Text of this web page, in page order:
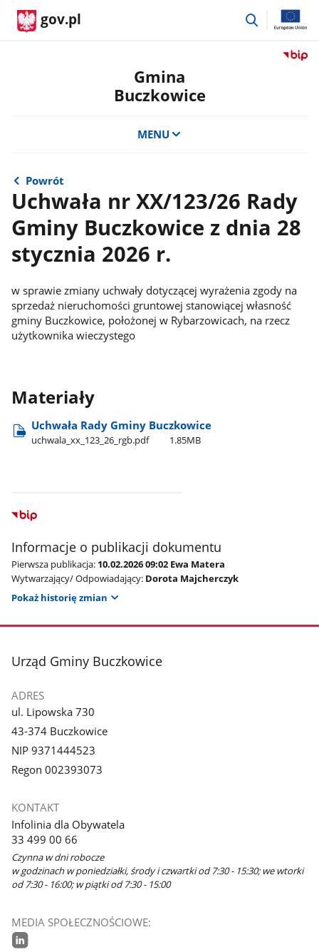
gov.pl
przejdź
Przejdź
Gmina
Buczkowice
MENU
Powrót
Uchwała nr XX/123/26 Rady
Gminy Buczkowice z dnia 28
stycznia 2026 r.
w sprawie zmiany uchwały dotyczącej wyrażenia zgody na
sprzedaż nieruchomości gruntowej stanowiącej własność
gminy Buczkowice, położonej w Rybarzowicach, na rzecz
użytkownika wieczystego
Materiały
Uchwała Rady Gminy Buczkowice
uchwala​_xx​_123​_26​_rgb.pdf 1.85MB
Informacje o publikacji dokumentu
Pierwsza publikacja: 10.02.2026 09:02 Ewa Matera
Wytwarzający/ Odpowiadający: Dorota Majcherczyk
Pokaż historię zmian
stopka
Urząd Gminy Buczkowice
ADRES
ul. Lipowska 730
43-374 Buczkowice
NIP 9371444523
Regon 002393073
KONTAKT
Infolinia dla Obywatela
33 499 00 66
Czynna w dni robocze
w godzinach w poniedziałki, środy i czwartki od 7:30 - 15:30; we wtorki
od 7:30 - 16:00; w piątki od 7:30 - 15:00
MEDIA SPOŁECZNOŚCIOWE: